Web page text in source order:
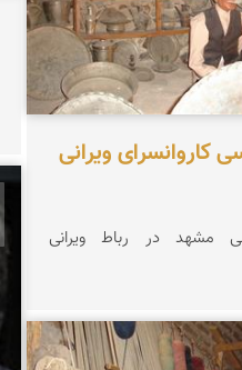
کاروانسرای ویرانی
مشهد در رباط ویرانی